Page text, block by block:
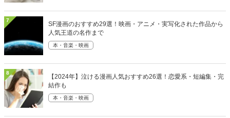
7
SF漫画のおすすめ29選！映画・アニメ・実写化された作品から
人気王道の名作まで
本・音楽・映画
8
【2024年】泣ける漫画人気おすすめ26選！恋愛系・短編集・完
結作も
本・音楽・映画